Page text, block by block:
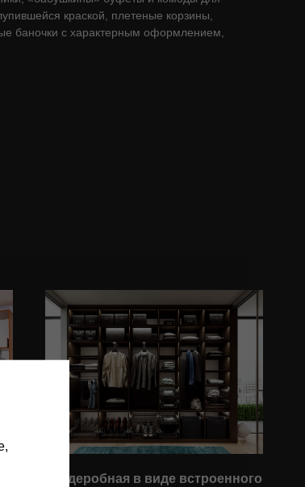
краской, плетеные корзины,
баночки с характерным оформлением,
Гардеробная в виде встроенного